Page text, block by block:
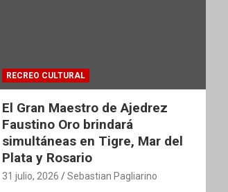
RECREO CULTURAL
El Gran Maestro de Ajedrez
Faustino Oro brindará
simultáneas en Tigre, Mar del
Plata y Rosario
31 julio, 2026 Sebastian Pagliarino